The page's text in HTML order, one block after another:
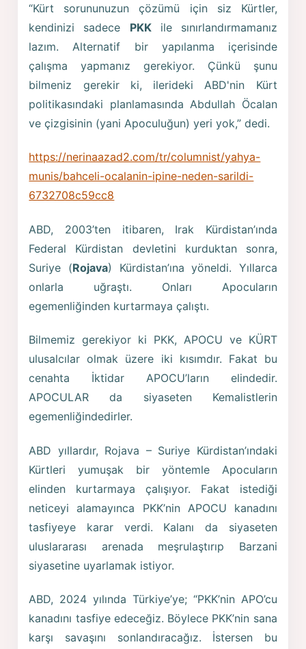
“Kürt sorununuzun çözümü için siz Kürtler,
kendinizi sadece PKKile sınırlandırmamanız
lazım. Alternatif bir yapılanma içerisinde
çalışma yapmanız gerekiyor. Çünkü şunu
bilmeniz gerekir ki, ilerideki ABD'nin Kürt
politikasındaki planlamasında Abdullah Öcalan
ve çizgisinin (yani Apoculuğun) yeri yok,” dedi.
https://nerinaazad2.com/tr/columnist/yahya-
munis/bahceli-ocalanin-ipine-neden-sarildi-
6732708c59cc8
ABD, 2003’ten itibaren, Irak Kürdistan’ında
Federal Kürdistan devletini kurduktan sonra,
Suriye (Rojava) Kürdistan’ına yöneldi. Yıllarca
onlarla uğraştı. Onları Apocuların
egemenliğinden kurtarmaya çalıştı.
Bilmemiz gerekiyor ki PKK, APOCU ve KÜRT
ulusalcılar olmak üzere iki kısımdır. Fakat bu
cenahta İktidar APOCU’ların elindedir.
APOCULAR da siyaseten Kemalistlerin
egemenliğindedirler.
ABD yıllardır, Rojava – Suriye Kürdistan’ındaki
Kürtleri yumuşak bir yöntemle Apocuların
elinden kurtarmaya çalışıyor. Fakat istediği
neticeyi alamayınca PKK’nin APOCU kanadını
tasfiyeye karar verdi. Kalanı da siyaseten
uluslararası arenada meşrulaştırıp Barzani
siyasetine uyarlamak istiyor.
ABD, 2024 yılında Türkiye’ye; “PKK’nin APO’cu
kanadını tasfiye edeceğiz. Böylece PKK’nin sana
karşı savaşını sonlandıracağız. İstersen bu